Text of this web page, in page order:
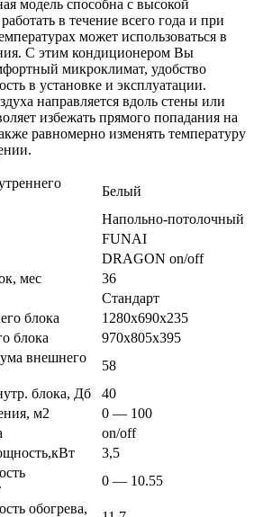
модель способна с высокой
в течение всего года и при
может использоваться в
С этим кондиционером Вы
микроклимат, удобство
в установке и эксплуатации.
направляется вдоль стены или
избежать прямого попадания на
равномерно изменять температуру
Белый
Напольно-потолочный
FUNAI
DRAGON on/off
мес
36
Стандарт
блока
1280х690х235
блока
970х805х395
внешнего
58
блока, Дб
40
м2
0 — 100
on/off
3,5
0 — 10.55
обогрева,